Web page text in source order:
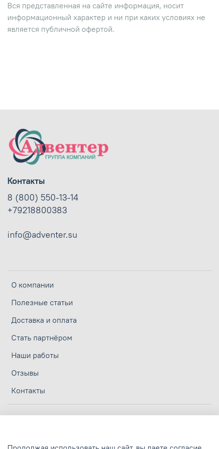
Вся представленная на сайте информация, носит
информационный характер и ни при каких условиях не
является публичной офертой.
О компании
Полезные статьи
Доставка и оплата
Стать партнёром
Наши работы
Отзывы
Контакты
Личный кабинет
Контакты
8 (800) 550-13-14
+79218800383
info@adventer.su